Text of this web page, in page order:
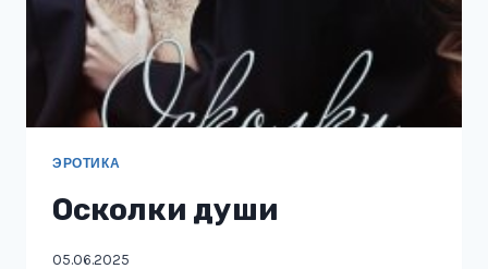
ЭРОТИКА
Осколки души
05.06.2025